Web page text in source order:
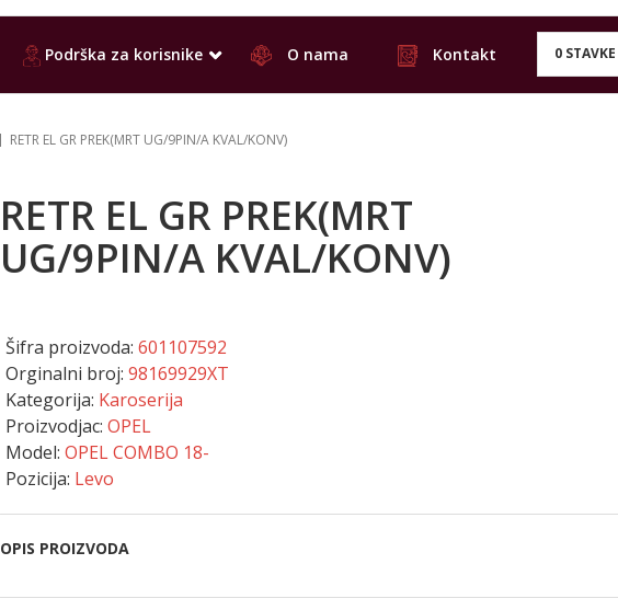
0 STAVKE
Podrška za korisnike O nama Kontakt
RETR EL GR PREK(MRT UG/9PIN/A KVAL/KONV)
RETR EL GR PREK(MRT
UG/9PIN/A KVAL/KONV)
Šifra proizvoda: 601107592
Orginalni broj: 98169929XT
Kategorija: Karoserija
Proizvodjac: OPEL
Model: OPEL COMBO 18-
Pozicija: Levo
OPIS PROIZVODA